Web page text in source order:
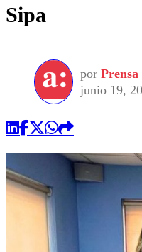
Sipa
por
junio 19,